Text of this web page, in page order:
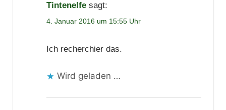
Tintenelfe sagt:
4. Januar 2016 um 15:55 Uhr
Ich recherchier das.
Wird geladen …